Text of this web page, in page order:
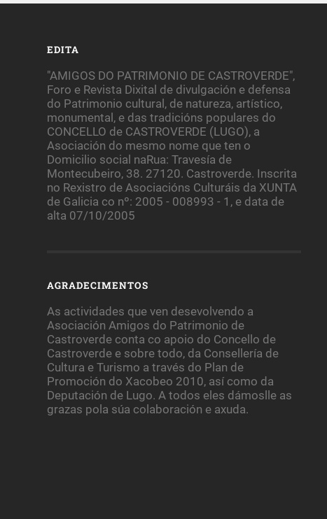
EDITA
"AMIGOS DO PATRIMONIO DE CASTROVERDE",
Foro e Revista Dixital de divulgación e defensa
do Patrimonio cultural, de natureza, artístico,
monumental, e das tradicións populares do
CONCELLO de CASTROVERDE (LUGO), a
Asociación do mesmo nome que ten o
Domicilio social naRua: Travesía de
Montecubeiro, 38. 27120. Castroverde. Inscrita
no Rexistro de Asociacións Culturáis da XUNTA
de Galicia co nº: 2005 - 008993 - 1, e data de
alta 07/10/2005
AGRADECIMENTOS
As actividades que ven desevolvendo a
Asociación Amigos do Patrimonio de
Castroverde conta co apoio do Concello de
Castroverde e sobre todo, da Consellería de
Cultura e Turismo a través do Plan de
Promoción do Xacobeo 2010, así como da
Deputación de Lugo. A todos eles dámoslle as
grazas pola súa colaboración e axuda.